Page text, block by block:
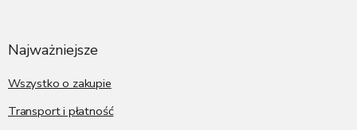
Najważniejsze
Wszystko o zakupie
Transport i płatność